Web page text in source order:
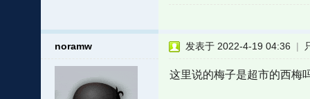
noramw 发表于 2022-4-19 04:36 |
这里说的梅子是超市的西梅